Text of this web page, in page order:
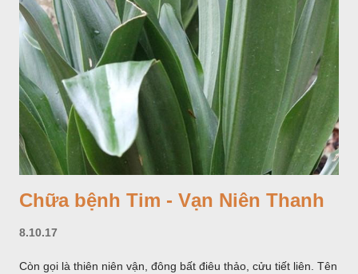
Chữa bệnh Tim - Vạn Niên Thanh
8.10.17
Còn gọi là thiên niên vận, đông bất điêu thảo, cửu tiết liên. Tên